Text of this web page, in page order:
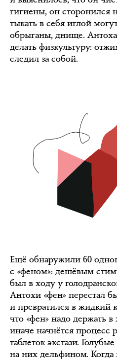
гигиены, он сторонился
тыкать в себя иглой
обрыганы, днище.
делать физкультуру:
следил за собой.
Ещё обнаружили 60
с «феном»: дешёвым
был в ходу у
Антохи «фен» перестал
и превратился в жидкий
что «фен» надо держать
иначе начнётся процесс
таблеток экстази.
на них дельфином. Когда